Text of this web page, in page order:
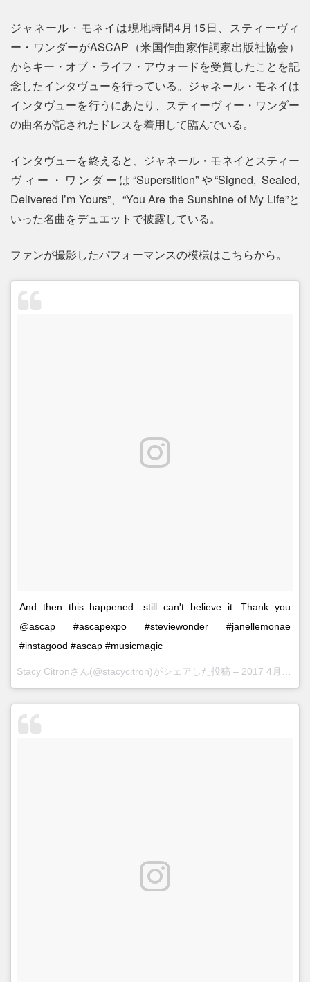
ジャネール・モネイは現地時間4月15日、スティーヴィ
ー・ワンダーがASCAP（米国作曲家作詞家出版社協会）
からキー・オブ・ライフ・アウォードを受賞したことを記
念したインタヴューを行っている。ジャネール・モネイは
インタヴューを行うにあたり、スティーヴィー・ワンダー
の曲名が記されたドレスを着用して臨んでいる。
インタヴューを終えると、ジャネール・モネイとスティー
ヴィー・ワンダーは“Superstition”や“Signed, Sealed,
Delivered I’m Yours”、“You Are the Sunshine of My Life”と
いった名曲をデュエットで披露している。
ファンが撮影したパフォーマンスの模様はこちらから。
And then this happened…still can't believe it. Thank you
@ascap #ascapexpo #steviewonder #janellemonae
#instagood #ascap #musicmagic
Stacy Citronさん(@stacycitron)がシェアした投稿 – 2017 4月 15 10:01午後 PDT